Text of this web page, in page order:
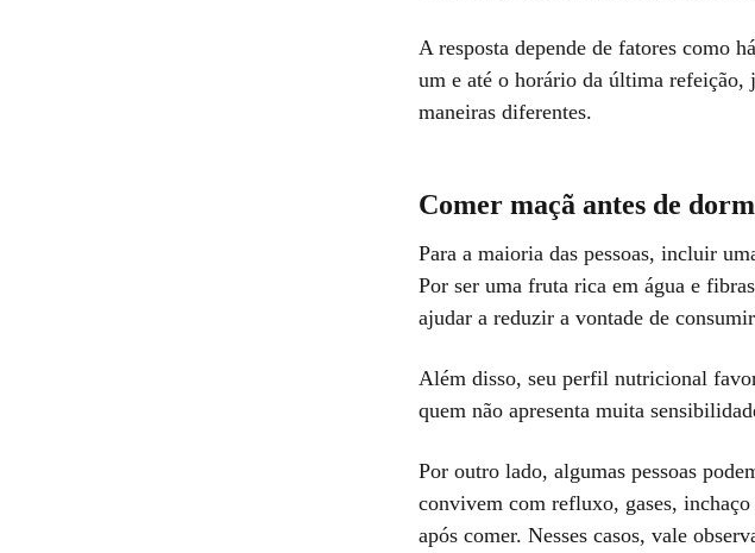
A resposta depende de fatores como
um e até o horário da última refeição,
maneiras diferentes.
Comer maçã antes de
Para a maioria das pessoas, incluir
Por ser uma fruta rica em água e
ajudar a reduzir a vontade de
Além disso, seu perfil nutricional
quem não apresenta muita
Por outro lado, algumas pessoas
convivem com refluxo, gases,
após comer. Nesses casos, vale